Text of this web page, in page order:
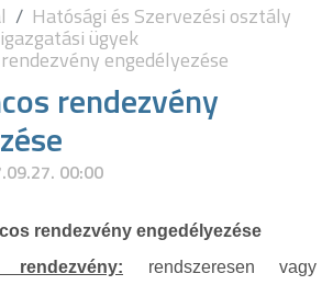
Hatósági és Szervezési osztály
ügyek
engedélyezése
rendezvény
00:00
rendezvény engedélyezése
rendszeresen vagy